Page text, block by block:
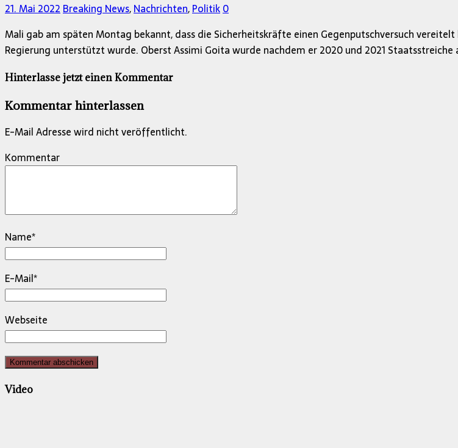
21. Mai 2022 Breaking News,Nachrichten,Politik0
Mali gab am späten Montag bekannt, dass die Sicherheitskräfte einen Gegenputschversuch
Regierung unterstützt wurde. Oberst Assimi Goita wurde nachdem er 2020 und 2021 Staatsstreiche
Hinterlasse jetzt einen Kommentar
Kommentar hinterlassen
E-Mail Adresse wird nicht veröffentlicht.
Kommentar
Name*
E-Mail*
Webseite
Video